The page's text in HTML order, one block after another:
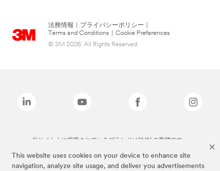
This website uses cookies on your device to enhance site
navigation, analyze site usage, and deliver you advertisements
法務情報 プライバシーポリシー
Terms and Conditions
Cookie Preferences
© 3M 2026. All Rights Reserved.
当サイト上に掲載されているブランドは3M社の商標です。